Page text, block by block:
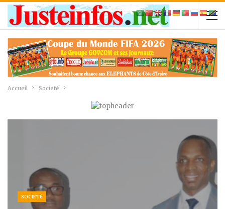
Accueil Societé
SOCIETÉ